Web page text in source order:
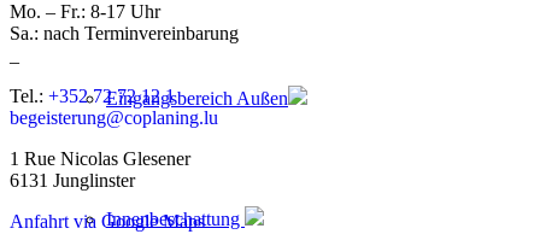
Eingangsbereich Außen
Innenbeschattung
Mo. – Fr.: 8-17 Uhr
Sa.: nach Terminvereinbarung
Tel.: +352 72 72 12 1
begeisterung@coplaning.lu
1 Rue Nicolas Glesener
6131 Junglinster
Anfahrt via Google Maps